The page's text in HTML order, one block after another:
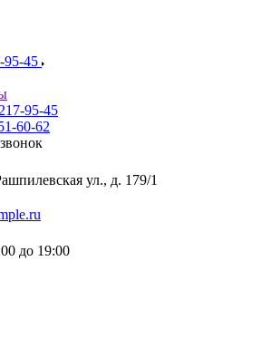
95-45
95-45
60-62
ул., д. 179/1
до 19:00